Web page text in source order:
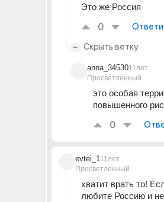
Это же Россия
0
Скрыть ветку
anna_34530
Просветленный
11лет
это особая
повышенного
0
evtei_1
Просветленный
11лет
хватит врать то!
любите Россию и